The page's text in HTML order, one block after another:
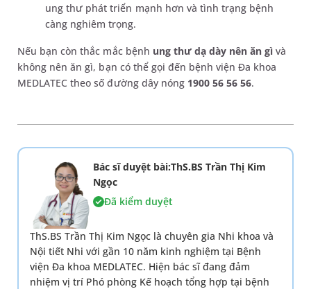
ung thư phát triển mạnh hơn và tình trạng bệnh
càng nghiêm trọng.
Nếu bạn còn thắc mắc bệnh ung thư dạ dày nên ăn gìvà
không nên ăn gì, bạn có thể gọi đến bệnh viện Đa khoa
MEDLATEC theo số đường dây nóng1900 56 56 56.
Bác sĩ duyệt bài:ThS.BS Trần Thị Kim
Ngọc
Đã kiểm duyệt
ThS.BS Trần Thị Kim Ngọc là chuyên gia Nhi khoa và
Nội tiết Nhi với gần 10 năm kinh nghiệm tại Bệnh
viện Đa khoa MEDLATEC. Hiện bác sĩ đang đảm
nhiệm vị trí Phó phòng Kế hoạch tổng hợp tại bệnh